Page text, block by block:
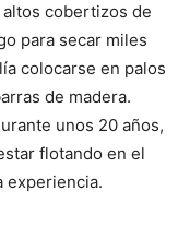
cobertizos de
para secar miles
colocarse en palos
de madera.
unos 20 años,
flotando en el
experiencia.